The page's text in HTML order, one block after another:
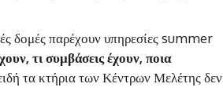
δομές παρέχουν υπηρεσίες summer
τι συμβάσεις έχουν, ποια
τα κτήρια των Κέντρων Μελέτης δεν